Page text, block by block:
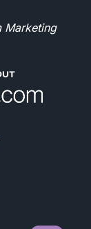
Marketing